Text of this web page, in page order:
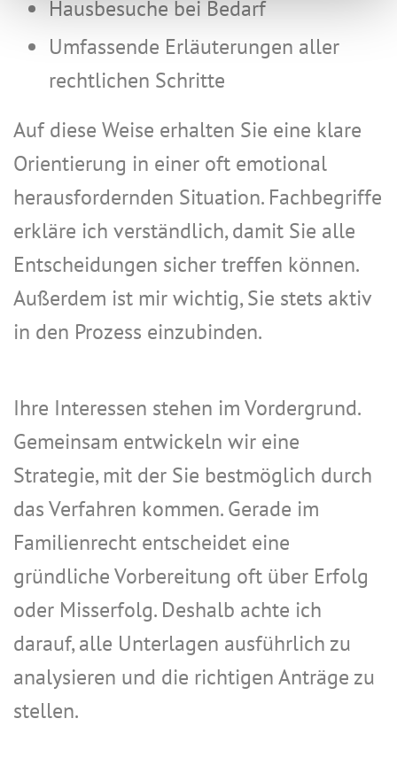
Hausbesuche bei Bedarf
Umfassende Erläuterungen aller
rechtlichen Schritte
Auf diese Weise erhalten Sie eine klare
Orientierung in einer oft emotional
herausfordernden Situation. Fachbegriffe
erkläre ich verständlich, damit Sie alle
Entscheidungen sicher treffen können.
Außerdem ist mir wichtig, Sie stets aktiv
in den Prozess einzubinden.
Ihre Interessen stehen im Vordergrund.
Gemeinsam entwickeln wir eine
Strategie, mit der Sie bestmöglich durch
das Verfahren kommen. Gerade im
Familienrecht entscheidet eine
gründliche Vorbereitung oft über Erfolg
oder Misserfolg. Deshalb achte ich
darauf, alle Unterlagen ausführlich zu
analysieren und die richtigen Anträge zu
stellen.